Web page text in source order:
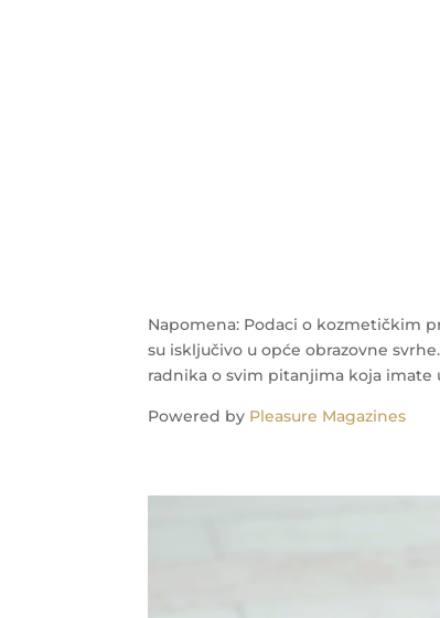
Napomena: Podaci o kozmetičkim
su isključivo u opće obrazovne
radnika o svim pitanjima koja
Powered by Pleasure Magazines